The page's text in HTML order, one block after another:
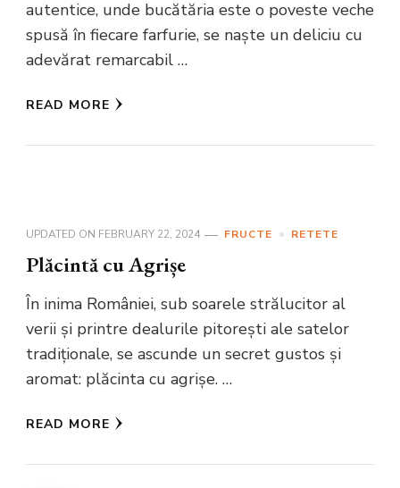
autentice, unde bucătăria este o poveste veche
spusă în fiecare farfurie, se naște un deliciu cu
adevărat remarcabil …
READ MORE
UPDATED ON FEBRUARY 22, 2024 FRUCTE RETETE
Plăcintă cu Agrișe
În inima României, sub soarele strălucitor al
verii și printre dealurile pitorești ale satelor
tradiționale, se ascunde un secret gustos și
aromat: plăcinta cu agrișe. …
READ MORE